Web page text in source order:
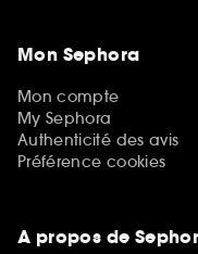
Mon Sephora
Mon compte
My Sephora
Authenticité des avis
Préférence cookies
A propos de